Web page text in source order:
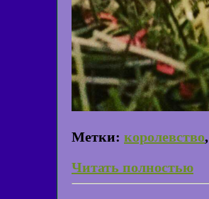
Метки: королевство,
Читать полностью